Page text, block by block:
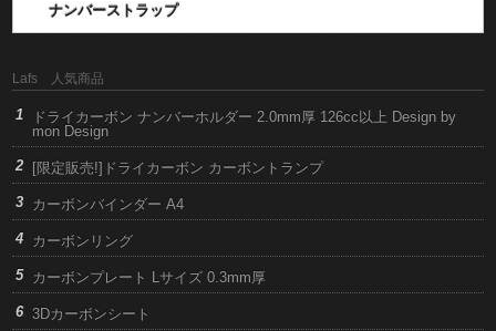
ナンバーストラップ
Lafs 人気商品
ドライカーボン ナンバーホルダー 2.0mm厚 126cc以上 Design by
mon Design
[限定販売!]ドライカーボン カーボントランプ
カーボンバインダー A4
カーボンリング
カーボンプレート Lサイズ 0.3mm厚
3Dカーボンシート